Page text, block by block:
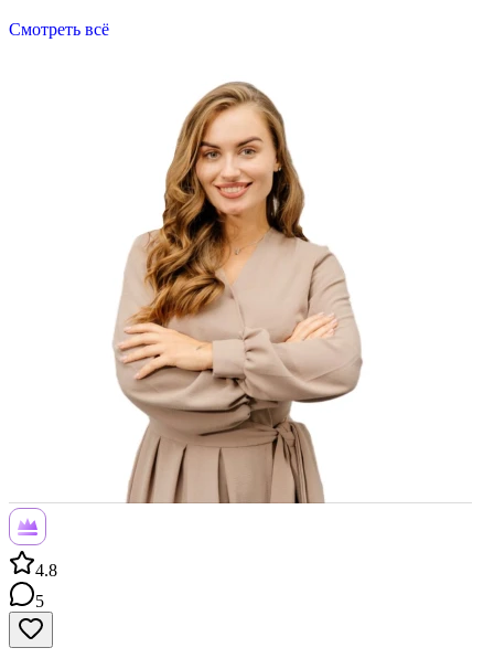
Смотреть всё
4.8
5